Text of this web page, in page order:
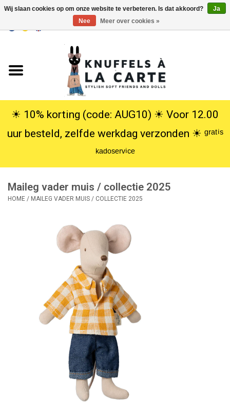
USD
Knuffels
Poppen
SALE
Cadeauservice
☀︎ 10% korting (code: AUG10) ☀︎ Voor 12.00
uur besteld, zelfde werkdag verzonden ☀︎ ᵍʳᵃᵗⁱˢ
ᵏᵃᵈᵒˢᵉʳᵛⁱᶜᵉ
Maileg vader muis / collectie 2025
HOME / MAILEG VADER MUIS / COLLECTIE 2025
Wij slaan cookies op om onze website te verbeteren. Is dat akkoord?
Ja
Nee
Meer over cookies »